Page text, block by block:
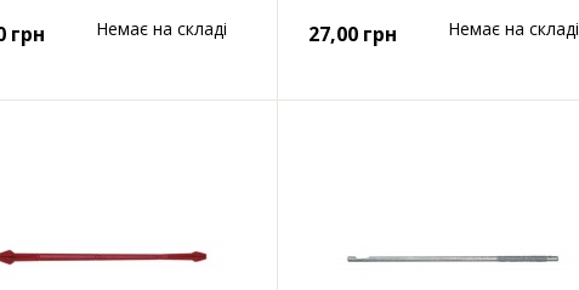
грн Немає на складі 27,00 грн Немає на складі